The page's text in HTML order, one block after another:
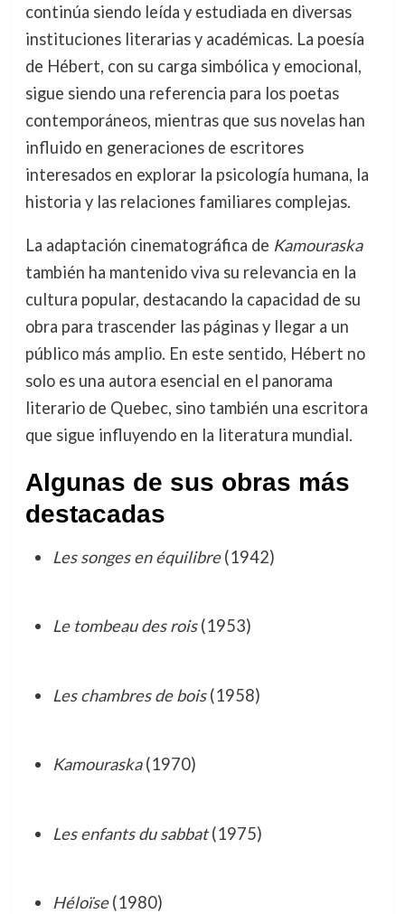
continúa siendo leída y estudiada en diversas
instituciones literarias y académicas. La poesía
de Hébert, con su carga simbólica y emocional,
sigue siendo una referencia para los poetas
contemporáneos, mientras que sus novelas han
influido en generaciones de escritores
interesados en explorar la psicología humana, la
historia y las relaciones familiares complejas.
La adaptación cinematográfica de Kamouraska
también ha mantenido viva su relevancia en la
cultura popular, destacando la capacidad de su
obra para trascender las páginas y llegar a un
público más amplio. En este sentido, Hébert no
solo es una autora esencial en el panorama
literario de Quebec, sino también una escritora
que sigue influyendo en la literatura mundial.
Algunas de sus obras más
destacadas
Les songes en équilibre(1942)
Le tombeau des rois(1953)
Les chambres de bois(1958)
Kamouraska(1970)
Les enfants du sabbat(1975)
Héloïse(1980)